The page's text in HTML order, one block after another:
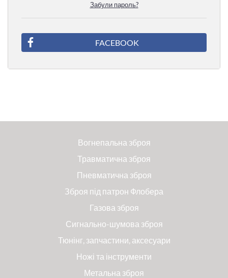
Забули пароль?
FACEBOOK
Вогнепальна зброя
Травматична зброя
Пневматична зброя
Зброя під патрон Флобера
Газова зброя
Сигнально-шумова зброя
Тюнінг, запчастини, аксесуари
Ножі та інструменти
Метальна зброя